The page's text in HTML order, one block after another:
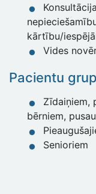
kārtību/
Vides
Pacientu
Zīdaiņiem,
bērniem,
Senioriem